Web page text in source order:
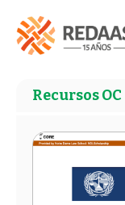
Recursos OC